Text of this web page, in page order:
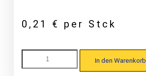
0,21 € per Stck
50/250
In den Warenkorb